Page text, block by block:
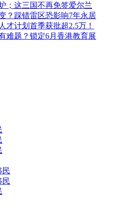
；这三国不再免签爱尔兰
？踩错雷区恐影响7年永居
才计划首季获批超2.5万！
难题？锁定6月香港教育展
民
民